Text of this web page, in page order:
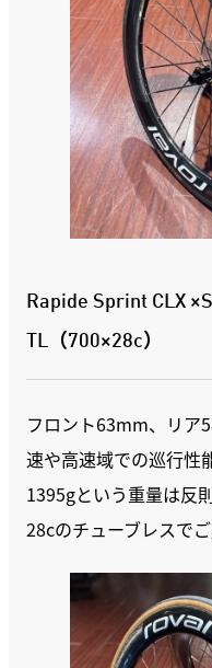
Rapide Sprint CLX
TL（700×28c）
フロント63mm、リア
速や高速域での巡行性
1395gという重量は反
28cのチューブレスで